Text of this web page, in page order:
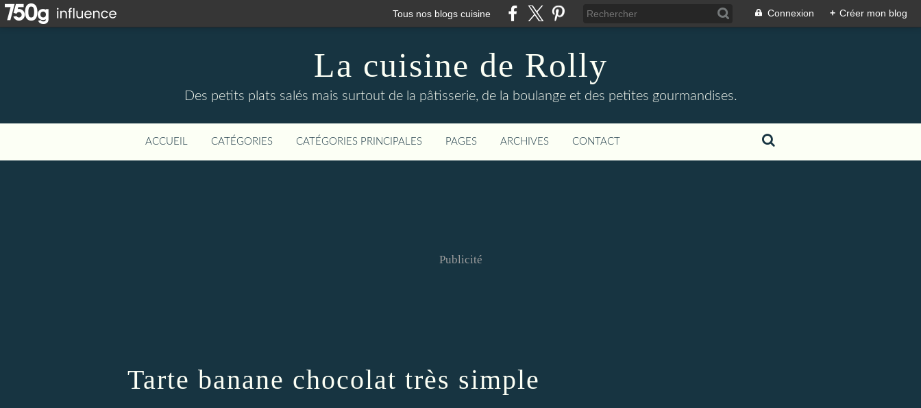
Tous nos blogs cuisine Connexion + Créer mon blog
La cuisine de Rolly
Des petits plats salés mais surtout de la pâtisserie, de la boulange et des petites gourmandises.
ACCUEIL CATÉGORIES CATÉGORIES PRINCIPALES PAGES ARCHIVES CONTACT
Publicité
Tarte banane chocolat très simple